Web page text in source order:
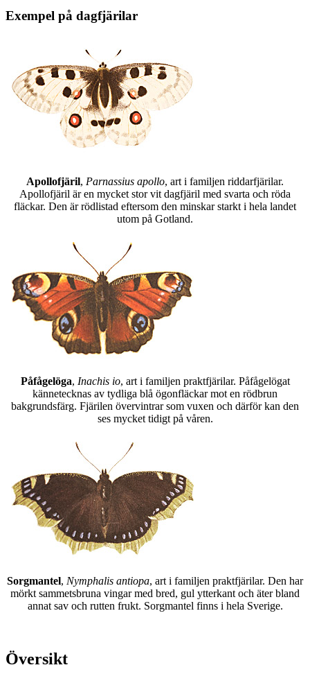
Exempel på dagfjärilar
Apollofjäril, Parnassius apollo, art i familjen riddarfjärilar.
Apollofjäril är en mycket stor vit dagfjäril med svarta och röda
fläckar. Den är rödlistad eftersom den minskar starkt i hela landet
utom på Gotland.
Påfågelöga, Inachis io, art i familjen praktfjärilar. Påfågelögat
kännetecknas av tydliga blå ögonfläckar mot en rödbrun
bakgrundsfärg. Fjärilen övervintrar som vuxen och därför kan den
ses mycket tidigt på våren.
Sorgmantel, Nymphalis antiopa, art i familjen praktfjärilar. Den har
mörkt sammetsbruna vingar med bred, gul ytterkant och äter bland
annat sav och rutten frukt. Sorgmantel finns i hela Sverige.
Översikt